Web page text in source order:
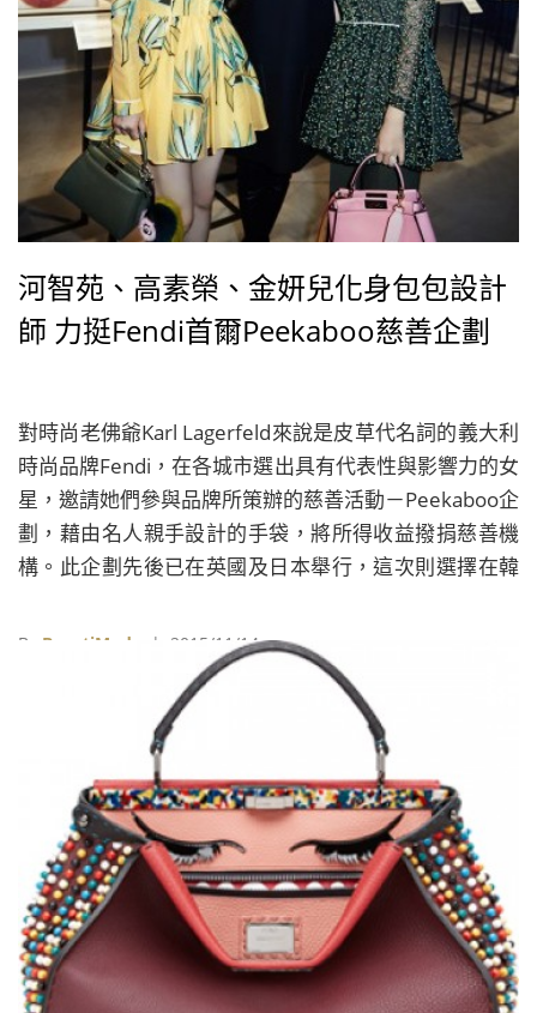
河智苑、高素榮、金妍兒化身包包設計
師 力挺Fendi首爾Peekaboo慈善企劃
對時尚老佛爺Karl Lagerfeld來說是皮草代名詞的義大利
時尚品牌Fendi，在各城市選出具有代表性與影響力的女
星，邀請她們參與品牌所策辦的慈善活動－Peekaboo企
劃，藉由名人親手設計的手袋，將所得收益撥捐慈善機
構。此企劃先後已在英國及日本舉行，這次則選擇在韓
By BeautiMode | 2015/11/14